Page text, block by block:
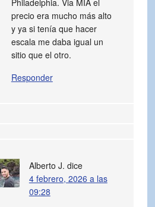
precio era mucho más alto
y ya si tenía que hacer
escala me daba igual un
sitio que el otro.
Responder
Alberto J. dice
4 febrero, 2026 a las
09:28